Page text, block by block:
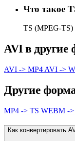
Что такое
TS (MPEG-TS)
AVI в другие
AVI -> MP4 AVI ->
Другие
MP4 -> TS WEBM ->
Как конвертировать